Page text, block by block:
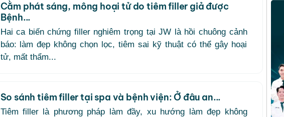
Cằm phát sáng, mông hoại tử do tiêm filler giả được
Bệnh...
Hai ca biến chứng filler nghiêm trọng tại JW là hồi chuông cảnh
báo: làm đẹp không chọn lọc, tiêm sai kỹ thuật có thể gây hoại
tử, mất thẩm...
So sánh tiêm filler tại spa và bệnh viện: Ở đâu an...
Tiêm filler là phương pháp làm đầy, xu hướng làm đẹp không